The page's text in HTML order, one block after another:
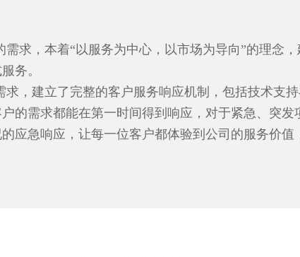
求，本着“以服务为中心，以市场为导向”的理念
务。
，建立了完整的客户服务响应机制，包括技术支
的需求都能在第一时间得到响应，对于紧急、突
应急响应，让每一位客户都体验到公司的服务价值